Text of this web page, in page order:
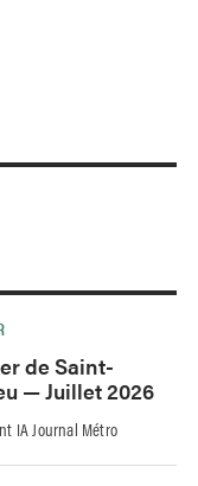
de Saint-
— Juillet 2026
IA Journal Métro